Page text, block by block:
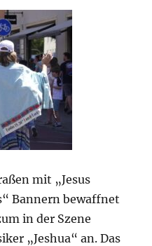
mit „Jesus
Bannern bewaffnet
in der Szene
„Jeshua“ an. Das